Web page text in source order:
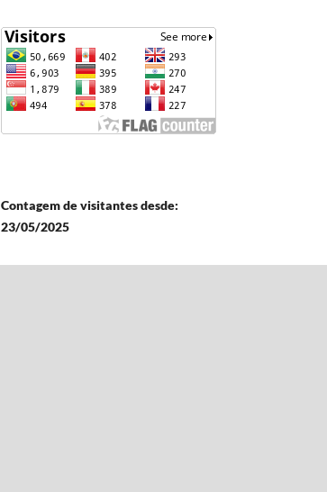
Contagem de visitantes desde:
23/05/2025